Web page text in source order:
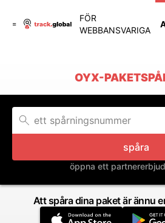
FÖR
WEBBANSVARIGA
OYX-
spåra
öppna ett
Att spåra dina paket är ännu